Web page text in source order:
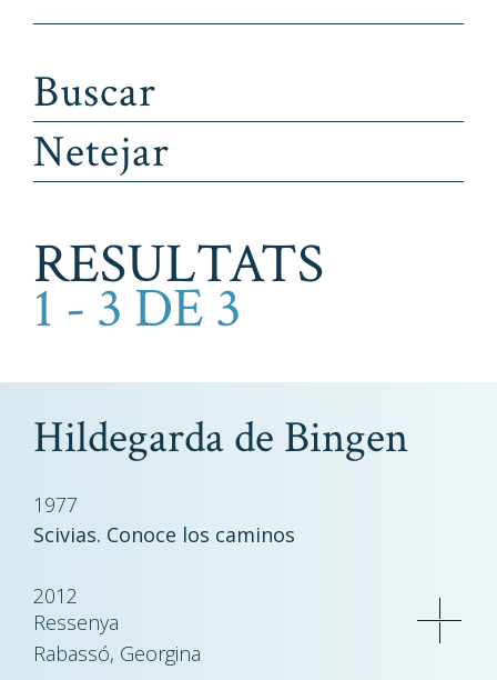
RESULTATS
1 - 3 DE 3
Hildegarda de Bingen
1977
Scivias. Conoce los caminos
2012
Ressenya
Rabassó, Georgina